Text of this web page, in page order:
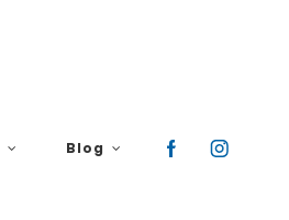
Blog